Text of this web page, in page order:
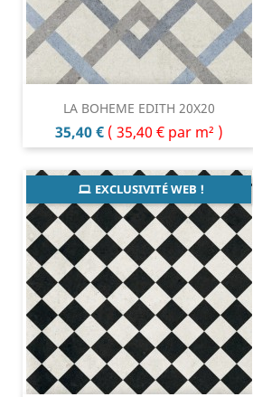
LA BOHEME EDITH 20X20
Prix
35,40 € ( 35,40 € par m² )
EXCLUSIVITÉ WEB !